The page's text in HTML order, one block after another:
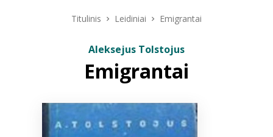
Naujienos
Titulinis Leidiniai Emigrantai
Aleksejus Tolstojus
Emigrantai